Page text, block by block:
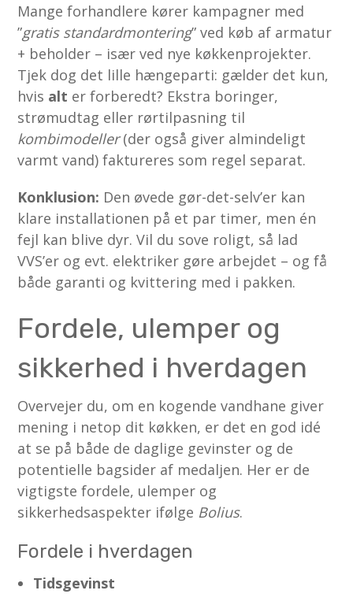
Mange forhandlere kører kampagner med
”gratis standard­montering” ved køb af armatur
+ beholder – især ved nye køkkenprojekter.
Tjek dog det lille hængeparti: gælder det kun,
hvis alt er forberedt? Ekstra boringer,
strømudtag eller rørtilpasning til
kombimodeller(der også giver almindeligt
varmt vand) faktureres som regel separat.
Konklusion: Den øvede gør-det-selv’er kan
klare installationen på et par timer, men én
fejl kan blive dyr. Vil du sove roligt, så lad
VVS’er og evt. elektriker gøre arbejdet – og få
både garanti og kvittering med i pakken.
Fordele, ulemper og
sikkerhed i hverdagen
Overvejer du, om en kogende vandhane giver
mening i netop dit køkken, er det en god idé
at se på både de daglige gevinster og de
potentielle bagsider af medaljen. Her er de
vigtigste fordele, ulemper og
sikkerhedsaspekter ifølge Bolius.
Fordele i hverdagen
Tidsgevinst